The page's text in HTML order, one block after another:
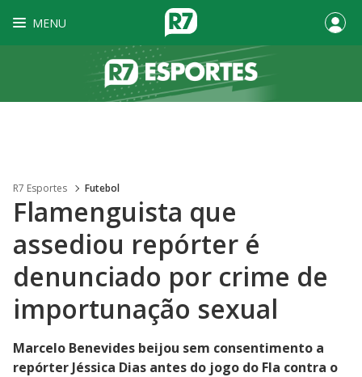
MENU
R7 Esportes Futebol
Flamenguista que
assediou repórter é
denunciado por crime de
importunação sexual
Marcelo Benevides beijou sem consentimento a
repórter Jéssica Dias antes do jogo do Fla contra o